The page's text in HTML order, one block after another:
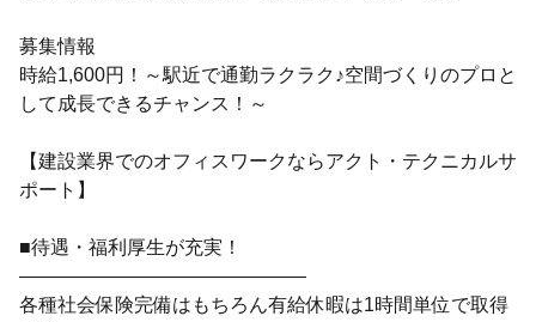
募集情報
時給1,600円！～駅近で通勤ラクラク♪空間づくりのプロと
して成長できるチャンス！～
【建設業界でのオフィスワークならアクト・テクニカルサ
ポート】
■待遇・福利厚生が充実！
―――――――――――――――
各種社会保険完備はもちろん有給休暇は1時間単位で取得